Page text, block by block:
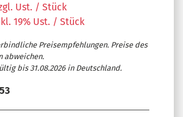
Ust. / Stück
19% Ust. / Stück
Preisempfehlungen. Preise des
abweichen.
bis 31.08.2026 in Deutschland.